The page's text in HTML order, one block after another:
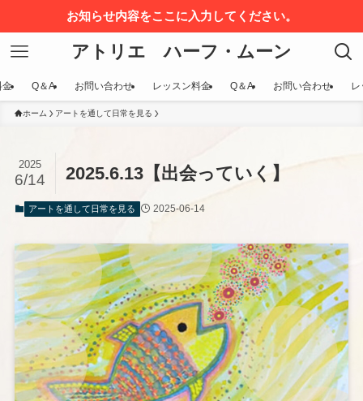
お知らせ内容をここに入力してください。
アトリエ ハーフ・ムーン
金 Q＆A お問い合わせ レッスン料金 Q＆A お問い合わせ レ
ホーム アートを通して日常を見る
2025.6.13【出会っていく】
2025
6/14
アートを通して日常を見る 2025-06-14